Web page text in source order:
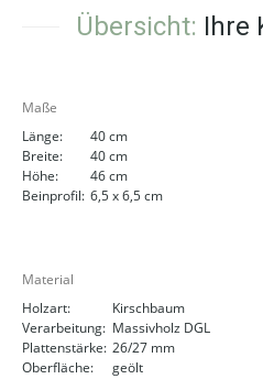
Übersicht: Ihre
Maße
Länge:
40 cm
Breite:
40 cm
Höhe:
46 cm
Beinprofil: 6,5 x 6,5 cm
Material
Holzart:
Kirschbaum
Verarbeitung: Massivholz DGL
Plattenstärke: 26/27 mm
Oberfläche:
geölt